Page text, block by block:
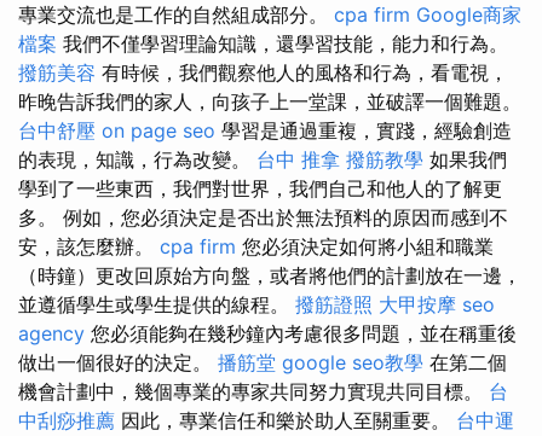
專業交流也是工作的自然組成部分。 cpa firm Google商家
檔案 我們不僅學習理論知識，還學習技能，能力和行為。
撥筋美容 有時候，我們觀察他人的風格和行為，看電視，
昨晚告訴我們的家人，向孩子上一堂課，並破譯一個難題。
台中舒壓 on page seo 學習是通過重複，實踐，經驗創造
的表現，知識，行為改變。 台中 推拿 撥筋教學 如果我們
學到了一些東西，我們對世界，我們自己和他人的了解更
多。 例如，您必須決定是否出於無法預料的原因而感到不
安，該怎麼辦。 cpa firm 您必須決定如何將小組和職業
（時鐘）更改回原始方向盤，或者將他們的計劃放在一邊，
並遵循學生或學生提供的線程。 撥筋證照 大甲按摩 seo
agency 您必須能夠在幾秒鐘內考慮很多問題，並在稱重後
做出一個很好的決定。 播筋堂 google seo教學 在第二個
機會計劃中，幾個專業的專家共同努力實現共同目標。 台
中刮痧推薦 因此，專業信任和樂於助人至關重要。 台中運